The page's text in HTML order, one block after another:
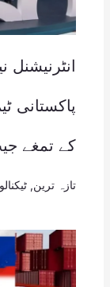
انٹرنیشنل
پاکستانی
کے تمغے
تازہ ترین